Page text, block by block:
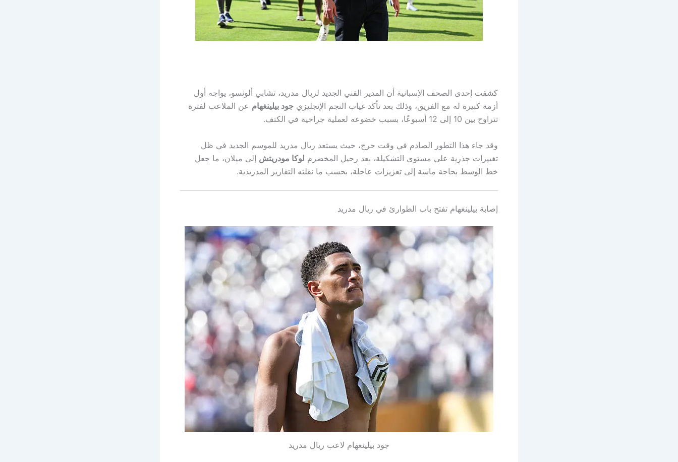
كشفت إحدى الصحف الإسبانية أن المدير الفني الجديد لريال مدريد، تشابي ألونسو، يواجه أول
أزمة كبيرة له مع الفريق، وذلك بعد تأكد غياب النجم الإنجليزي جود بيلينغهام عن الملاعب لفترة
تتراوح بين 10 إلى 12 أسبوعًا، بسبب خضوعه لعملية جراحية في الكتف.
وقد جاء هذا التطور الصادم في وقت حرج، حيث يستعد ريال مدريد للموسم الجديد في ظل
تغييرات جذرية على مستوى التشكيلة، بعد رحيل المخضرم لوكا مودريتش إلى ميلان، ما جعل
خط الوسط بحاجة ماسة إلى تعزيزات عاجلة، بحسب ما نقلته التقارير المدريدية.
إصابة بيلينغهام تفتح باب الطوارئ في ريال مدريد
جود بيلينغهام لاعب ريال مدريد